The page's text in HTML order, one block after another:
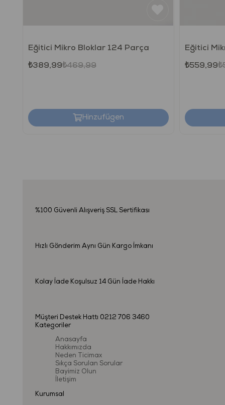
Eğitici Mikro Bloklar 124 Parça
₺389,99₺469,99
Hinzufügen
Eğitici
₺559,99
%100 Güvenli Alışveriş SSL Sertifikası
Hızlı Gönderim Aynı Gün Kargo İmkanı
Kolay İade Koşulsuz 14 Gün İade Hakkı
Müşteri Destek Hattı 0212 706 3460
Kategoriler
Anasayfa
Hakkımızda
Neden Ticimax
Sıkça Sorulan Sorular
Bayimiz Olun
İletişim
Kurumsal